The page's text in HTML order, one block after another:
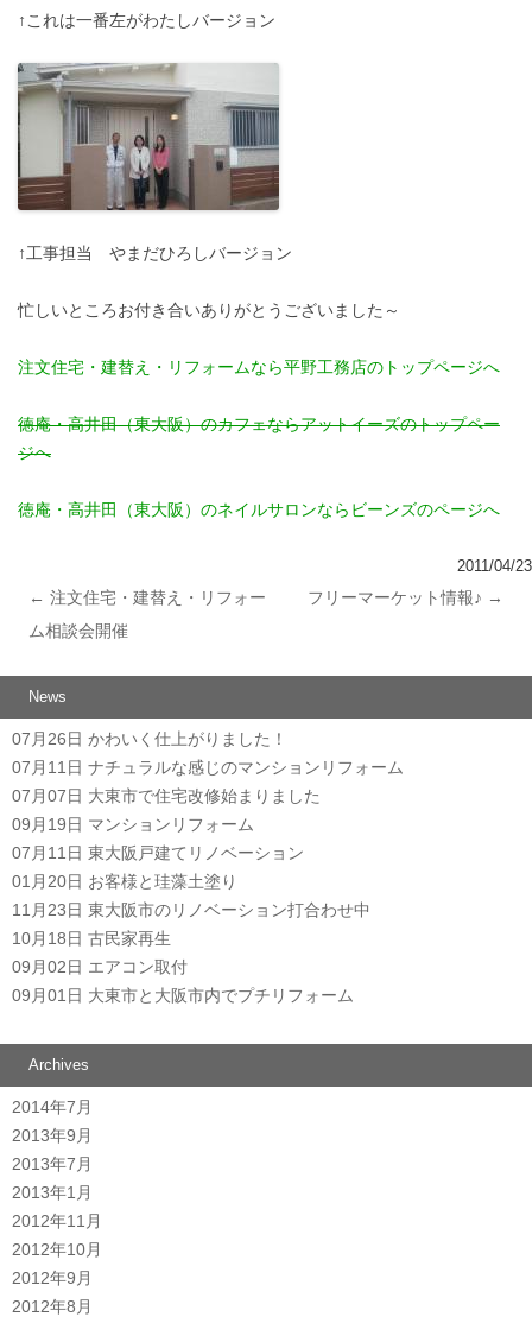
↑これは一番左がわたしバージョン
↑工事担当 やまだひろしバージョン
忙しいところお付き合いありがとうございました～
注文住宅・建替え・リフォームなら平野工務店のトップページへ
徳庵・高井田（東大阪）のカフェならアットイーズのトップペー
ジへ
徳庵・高井田（東大阪）のネイルサロンならビーンズのページへ
2011/04/23
← 注文住宅・建替え・リフォー
ム相談会開催
フリーマーケット情報♪ →
News
07月26日 かわいく仕上がりました！
07月11日 ナチュラルな感じのマンションリフォーム
07月07日 大東市で住宅改修始まりました
09月19日 マンションリフォーム
07月11日 東大阪戸建てリノベーション
01月20日 お客様と珪藻土塗り
11月23日 東大阪市のリノベーション打合わせ中
10月18日 古民家再生
09月02日 エアコン取付
09月01日 大東市と大阪市内でプチリフォーム
Archives
2014年7月
2013年9月
2013年7月
2013年1月
2012年11月
2012年10月
2012年9月
2012年8月